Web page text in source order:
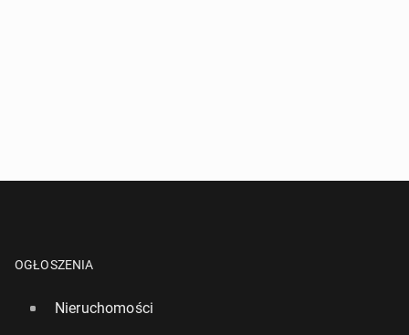
OGŁOSZENIA
Nieruchomości